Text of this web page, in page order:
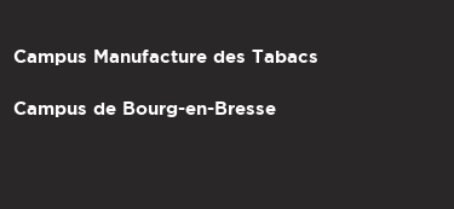
Campus Manufacture des Tabacs
Campus de Bourg-en-Bresse